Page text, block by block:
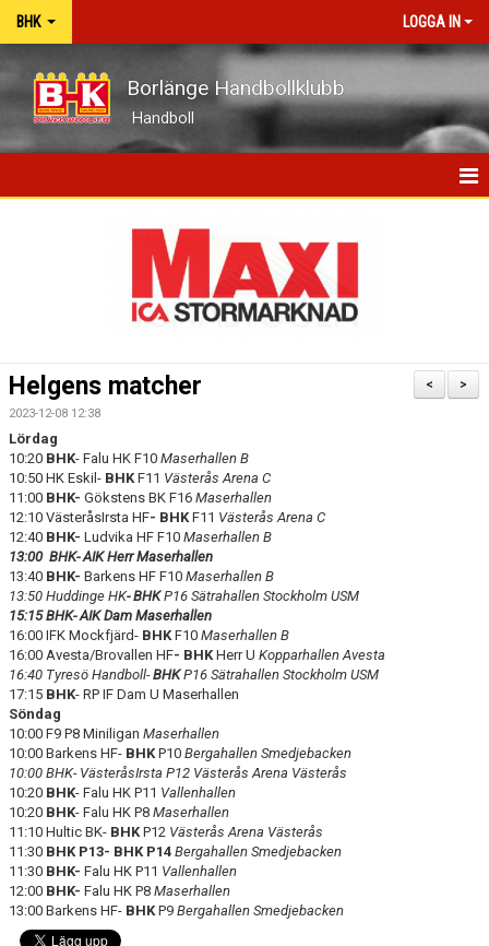
BHK LOGGA IN
Borlänge Handbollklubb
Handboll
KONTAKT
KALENDER
VÅRA LAG/TRÄNARE
MATCHER
MEDLEMS INFO
UNGDOMSKOMMITTÉN
>
<
Helgens matcher
2023-12-08 12:38
Lördag
10:20 BHK- Falu HK F10 Maserhallen B
10:50 HK Eskil- BHKF11 Västerås Arena C
11:00 BHK- Gökstens BK F16 Maserhallen
12:10 VästeråsIrsta HF- BHKF11 Västerås Arena C
12:40 BHK- Ludvika HF F10 Maserhallen B
13:00 BHK- AIK Herr Maserhallen
13:40 BHK- Barkens HF F10 Maserhallen B
13:50 Huddinge HK- BHKP16 Sätrahallen Stockholm USM
15:15 BHK- AIK Dam Maserhallen
16:00 IFK Mockfjärd- BHKF10 Maserhallen B
16:00 Avesta/Brovallen HF- BHKHerr U Kopparhallen Avesta
16:40 Tyresö Handboll-BHKP16 Sätrahallen Stockholm USM
17:15 BHK- RP IF Dam U Maserhallen
Söndag
10:00 F9 P8 Miniligan Maserhallen
10:00 Barkens HF- BHKP10 Bergahallen Smedjebacken
10:00 BHK- VästeråsIrsta P12 Västerås Arena Västerås
10:20 BHK- Falu HK P11 Vallenhallen
10:20 BHK- Falu HK P8 Maserhallen
11:10 Hultic BK- BHKP12 Västerås Arena Västerås
11:30 BHK P13- BHK P14 Bergahallen Smedjebacken
11:30 BHK- Falu HK P11 Vallenhallen
12:00 BHK- Falu HK P8 Maserhallen
13:00 Barkens HF- BHKP9 Bergahallen Smedjebacken